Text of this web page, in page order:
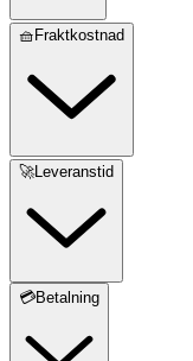
🧺Fraktkostnad
🚀Leveranstid
💳Betalning